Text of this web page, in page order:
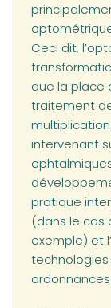
Ceci dit,
que la place
traitement
intervenant
pratique
(dans le cas
exemple) et